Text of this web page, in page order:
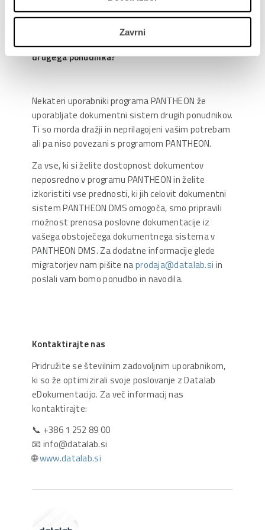
Zavrni
Kaj, če že uporabljamo dokumentni sistem
drugega ponudnika?
Nekateri uporabniki programa PANTHEON že
uporabljate dokumentni sistem drugih ponudnikov.
Ti so morda dražji in neprilagojeni vašim potrebam
ali pa niso povezani s programom PANTHEON.
Za vse, ki si želite dostopnost dokumentov
neposredno v programu PANTHEON in želite
izkoristiti vse prednosti, ki jih celovit dokumentni
sistem PANTHEON DMS omogoča, smo pripravili
možnost prenosa poslovne dokumentacije iz
vašega obstoječega dokumentnega sistema v
PANTHEON DMS. Za dodatne informacije glede
migratorjev nam pišite naprodaja@datalab.si in
poslali vam bomo ponudbo in navodila.
Kontaktirajte nas
Pridružite se številnim zadovoljnim uporabnikom,
ki so že optimizirali svoje poslovanje z Datalab
eDokumentacijo. Za več informacij nas
kontaktirajte:
📞 +386 1 252 89 00
📧 info@datalab.si
🌐www.datalab.si